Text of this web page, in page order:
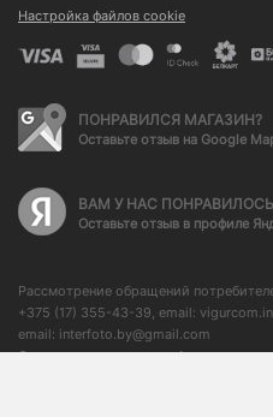
Настройка файлов cookie
ПОНРАВИЛСЯ МАГАЗИН?
Оставьте отзыв на Google
ВАМ У НАС
Оставьте отзыв в профиле
Рассмотрение обращений
+375 (17) 355-43-39, email:
email: interfoto.by@gmail.com
Отдел торговли и услуг